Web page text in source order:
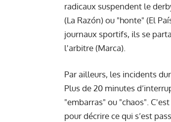
radicaux suspendent le
(La Razón) ou "honte" (El
journaux sportifs, ils se
l'arbitre (Marca).
Par ailleurs, les incidents
Plus de 20 minutes
"embarras" ou "chaos".
pour décrire ce qui s’est